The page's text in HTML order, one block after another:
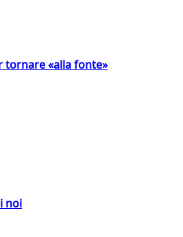
tornare «alla fonte»
noi